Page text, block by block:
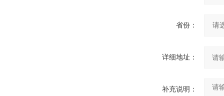
省份：
详细地址：
补充说明：